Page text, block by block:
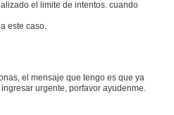
el limite de intentos. cuando
este caso.
el mensaje que tengo es que ya
urgente, porfavor ayudenme.